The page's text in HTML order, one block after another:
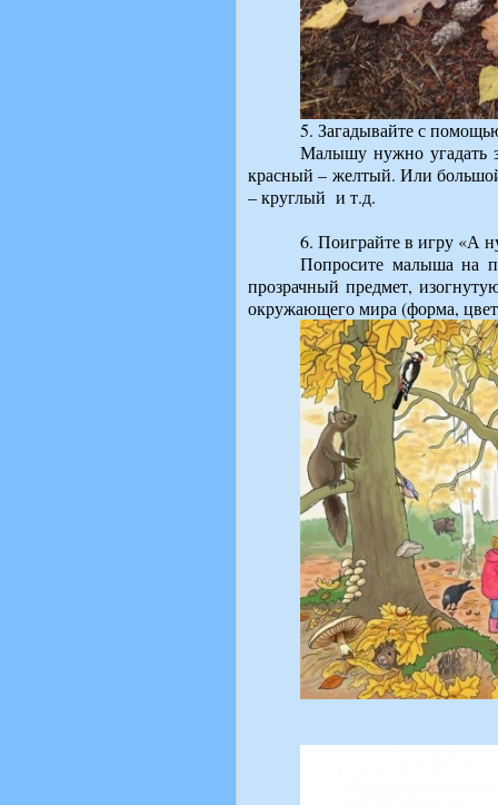
5. Загадывайте с
Малышу нужно угадать
красный – желтый. Или
– круглый и т.д.
6. Поиграйте в игру «А
Попросите малыша на
прозрачный предмет,
окружающего мира (форма,